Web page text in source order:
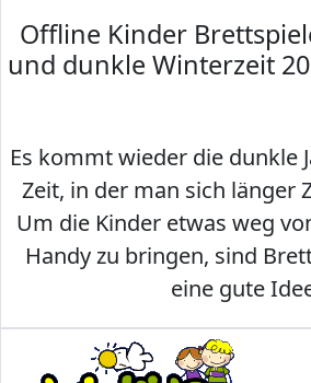
Offline Kinder
und dunkle Winterzeit
Es kommt wieder die dunkle
Zeit, in der man sich länger
Um die Kinder etwas weg
Handy zu bringen, sind
eine gute